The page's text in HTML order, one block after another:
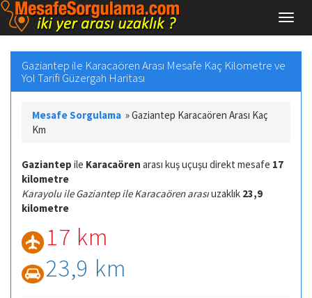
Gaziantep ile Karacaören Arası Mesafe Kaç Kilometre ve
Yol Tarifi Güzergah Haritası
Mesafe Sorgulama »Gaziantep Karacaören Arası Kaç
Km
Gaziantep ile Karacaören arası kuş uçuşu direkt mesafe 17
kilometre
Karayolu ile Gaziantep ile Karacaören arasıuzaklık 23,9
kilometre
17 km
23,9 km